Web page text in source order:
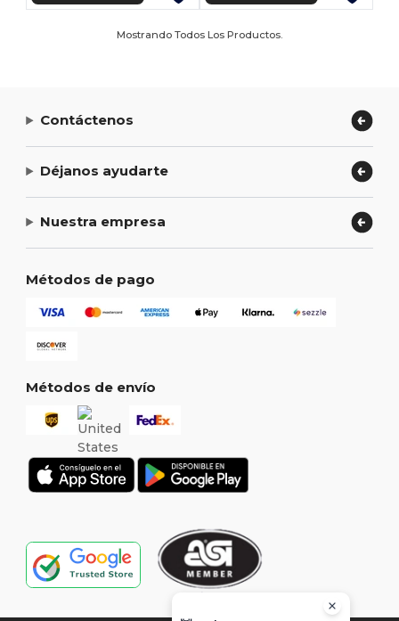
Mostrando Todos Los Productos.
Contáctenos
Déjanos ayudarte
Nuestra empresa
Métodos de pago
Métodos de envío